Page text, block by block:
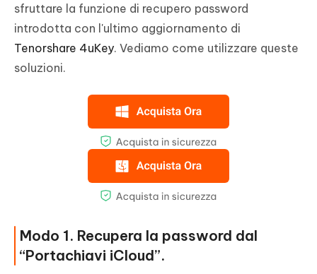
sfruttare la funzione di recupero password
introdotta con l'ultimo aggiornamento di
Tenorshare 4uKey. Vediamo come utilizzare queste
soluzioni.
Modo 1. Recupera la password dal
“Portachiavi iCloud”.